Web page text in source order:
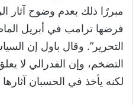
مبررًا ذلك بعدم وضوح آثار
فرضها ترامب في أبريل
التحرير”. وقال باول إن
التضخم، وإن الفدرالي لا
لكنه يأخذ في الحسبان